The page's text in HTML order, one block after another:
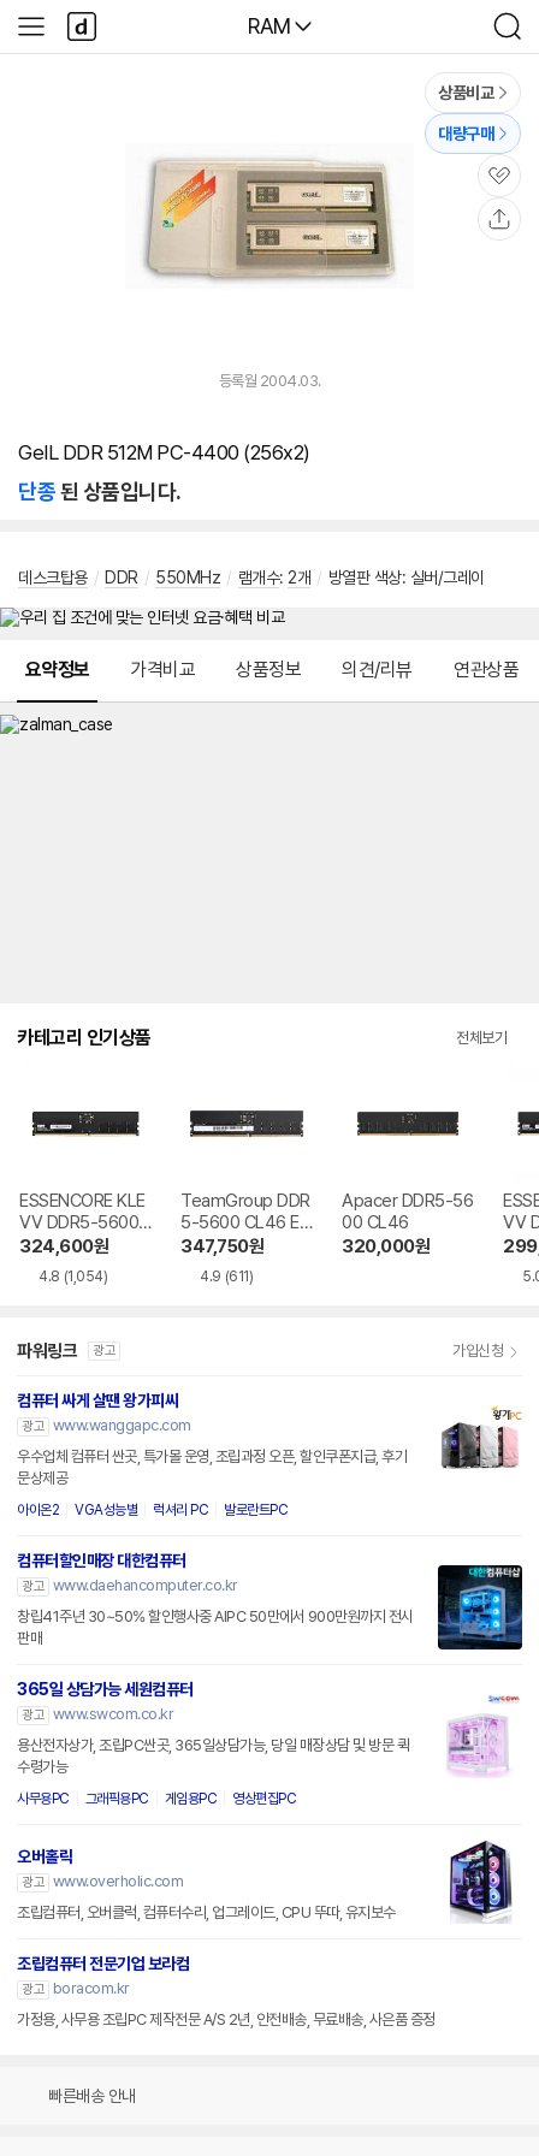
다나와
RAM
검
색
사
이
다
나
와
상품비교
대량구매
관
심
등록월 2004.03.
GeIL DDR 512M PC-4400 (256x2)
단종된 상품입니다.
데스크탑용 / DDR / 550MHz / 램개수: 2개 / 방열판 색상: 실버/그레이
요약정보 가격비교 상품정보 의견/리뷰 연관상품
카테고리 인기상품 전체보기
ESSENCORE KLE
VV DDR5-5600
CL46 파인인포
324,600원
4.8 (1,054)
TeamGroup DDR
5-5600 CL46 Elit
e 서린
347,750원
4.9 (611)
Apacer DDR5-56
00 CL46
320,000원
VV
파워링크 광고 가입신청
컴퓨터 싸게 살땐 왕가피씨
광고 www.wanggapc.com
우수업체 컴퓨터 싼곳, 특가몰 운영, 조립과정 오픈, 할인쿠폰지급, 후기
문상제공
아이온2 VGA성능별 럭셔리 PC 발로란트PC
컴퓨터할인매장 대한컴퓨터
광고 www.daehancomputer.co.kr
창립41주년 30~50% 할인행사중 AIPC 50만에서 900만원까지 전시
판매
365일 상담가능 세원컴퓨터
광고 www.swcom.co.kr
용산전자상가, 조립PC싼곳, 365일상담가능, 당일 매장상담 및 방문 퀵
수령가능
사무용PC 그래픽용PC 게임용PC 영상편집PC
오버홀릭
광고 www.overholic.com
조립컴퓨터, 오버클럭, 컴퓨터수리, 업그레이드, CPU 뚜따, 유지보수
조립컴퓨터 전문기업 보라컴
광고
boracom.kr
가정용, 사무용 조립PC 제작전문 A/S 2년, 안전배송, 무료배송, 사은품 증정
빠른배송 안내